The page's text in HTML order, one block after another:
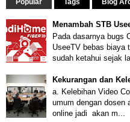
Popular Tags Blog
Menambah STB
Pada dasarnya bugs
UseeTV bebas biaya
sudah ketahui sejak
Kekurangan dan
a. Kelebihan Video
umum dengan dosen
online jadi akan m...